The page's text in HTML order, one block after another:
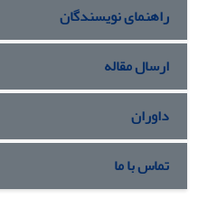
راهنمای نویسندگان
ارسال مقاله
داوران
تماس با ما